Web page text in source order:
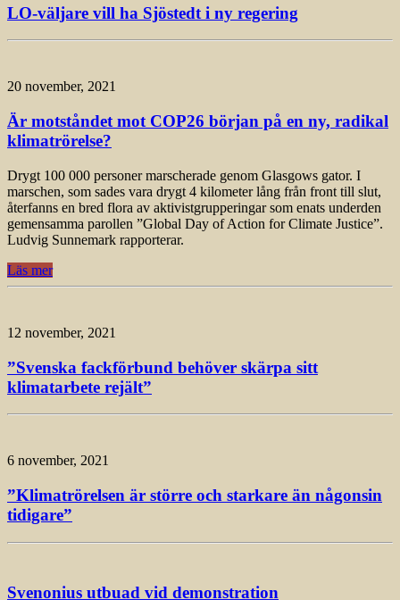
LO-väljare vill ha Sjöstedt i ny regering
20 november, 2021
Är motståndet mot COP26 början på en ny, radikal
klimatrörelse?
Drygt 100 000 personer marscherade genom Glasgows gator. I
marschen, som sades vara drygt 4 kilometer lång från front till slut,
återfanns en bred flora av aktivistgrupperingar som enats underden
gemensamma parollen ”Global Day of Action for Climate Justice”.
Ludvig Sunnemark rapporterar.
Läs mer
12 november, 2021
”Svenska fackförbund behöver skärpa sitt
klimatarbete rejält”
6 november, 2021
”Klimatrörelsen är större och starkare än någonsin
tidigare”
Svenonius utbuad vid demonstration